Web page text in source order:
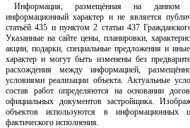
Информация, размещённая на данном
информационный характер и не является
статьёй 435 и пунктом 2 статьи 437
Указанные на сайте цены, планировки,
акции, подарки, специальные предложения и
характер и могут быть изменены без
расхождения между информацией,
условиями реализации объекта. Актуальные
состав работ определяются на основании
официальных документов застройщика.
объектов используются в информационных
фактического исполнения.